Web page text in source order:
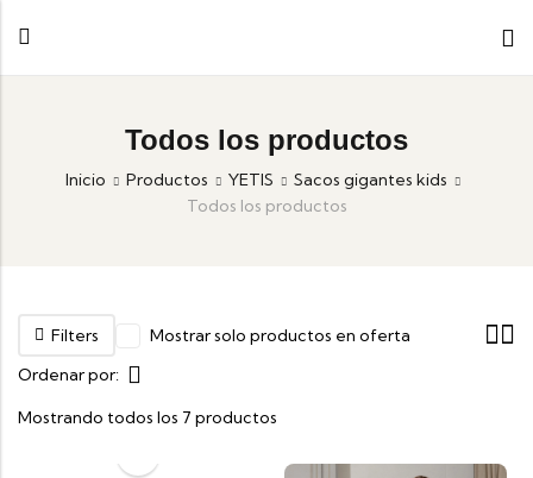
Todos los productos
Inicio Productos YETIS
Sacos gigantes kids
Todos los productos
Filters
Mostrar solo productos en oferta
Ordenar por:
Mostrando todos los 7 productos